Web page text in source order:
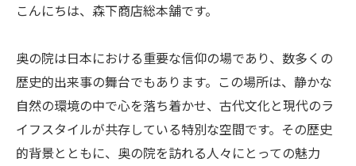
こんにちは、森下商店総本舗です。
奥の院は日本における重要な信仰の場であり、数多くの
歴史的出来事の舞台でもあります。この場所は、静かな
自然の環境の中で心を落ち着かせ、古代文化と現代のラ
イフスタイルが共存している特別な空間です。その歴史
的背景とともに、奥の院を訪れる人々にとっての魅力